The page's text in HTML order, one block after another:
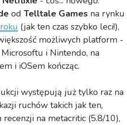
od Telltale Games na rynku
(jak ten czas szybko leci!),
możliwych platform -
i Nintendo, na
i iOSem kończąc.
występują już tylko raz na
ruchów takich jak ten,
na metacritic (5.8/10),